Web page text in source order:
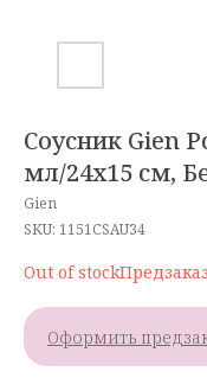
Соусник Gien
мл/24х15 см,
Gien
SKU: 1151CSAU34
Out of stock
Оформить